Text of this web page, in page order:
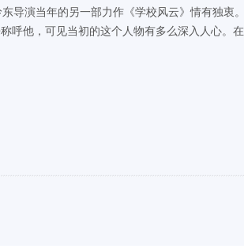
导演当年的另一部力作《学校风云》情有独衷
呼他，可见当初的这个人物有多么深入人心。